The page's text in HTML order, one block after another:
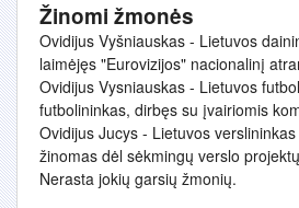
Žinomi žmonės
Ovidijus Vyšniauskas - Lietuvos
laimėjęs "Eurovizijos" nacionalinį
Ovidijus Vysniauskas - Lietuvos
futbolininkas, dirbęs su įvairiomis
Ovidijus Jucys - Lietuvos
žinomas dėl sėkmingų verslo
Nerasta jokių garsių žmonių.